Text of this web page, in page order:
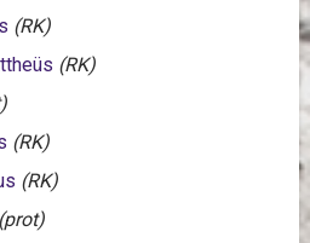
(RK)
(RK)
(RK)
(RK)
(prot)